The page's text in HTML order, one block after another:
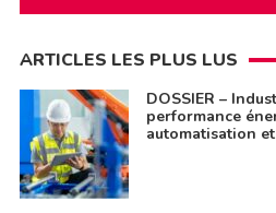
ARTICLES LES PLUS LUS
DOSSIER –
performance
automatisation